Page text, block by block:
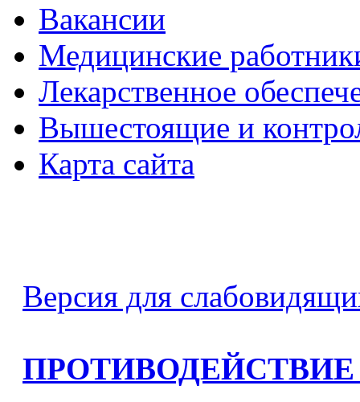
Вакансии
Медицинские
Лекарственное
Вышестоящие и
Карта сайта
Версия для